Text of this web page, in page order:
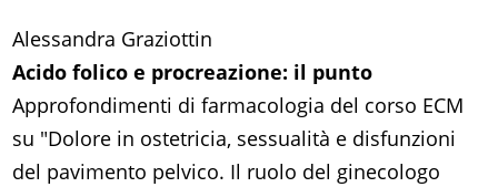
Alessandra Graziottin
Acido folico e procreazione: il punto
Approfondimenti di farmacologia del corso ECM
su "Dolore in ostetricia, sessualità e disfunzioni
del pavimento pelvico. Il ruolo del ginecologo